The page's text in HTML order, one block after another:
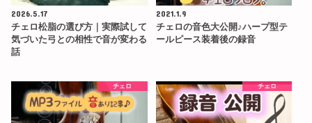
2026.5.17
チェロ松脂の選び方｜実際試して
気づいた弓との相性で音が変わる
話
2021.1.9
チェロの音色大公開♪ハープ型テ
ールピース装着後の録音
チェロ チェロ